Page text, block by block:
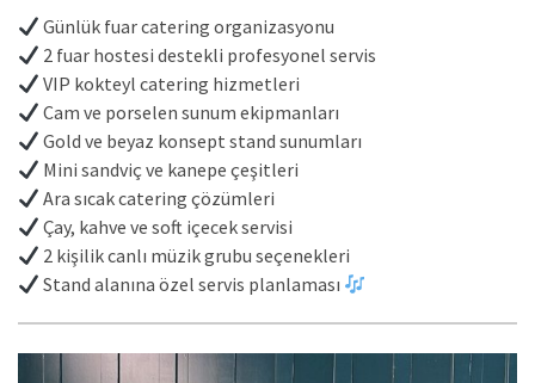
Günlük fuar catering organizasyonu
2 fuar hostesi destekli profesyonel servis
VIP kokteyl catering hizmetleri
Cam ve porselen sunum ekipmanları
Gold ve beyaz konsept stand sunumları
Mini sandviç ve kanepe çeşitleri
Ara sıcak catering çözümleri
Çay, kahve ve soft içecek servisi
2 kişilik canlı müzik grubu seçenekleri
Stand alanına özel servis planlaması